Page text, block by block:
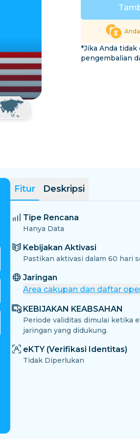
*Jika Anda
pengembalian
Fitur Deskripsi
Tipe Rencana
Hanya Data
Kebijakan Aktivasi
Pastikan aktivasi dalam 60 hari
Jaringan
Area cakupan dan daftar
KEBIJAKAN KEABSAHAN
Periode validitas dimulai ketika
jaringan yang didukung.
eKTY (Verifikasi Identitas)
Tidak Diperlukan